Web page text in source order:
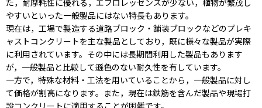
た，耐摩耗性に優れる，エフロレッセンスが少ない，植物が繁茂し
やすいといった一般製品にはない特長もあります。
現在は，工場で製造する道路ブロック・舗装ブロックなどのプレキ
ャストコンクリートを主な製品としており，既に様々な製品が実際
に利用されています。その中には長期間利用した製品もあります
が，一般製品と比較して遜色のない耐久性を有しています。
一方で，特殊な材料・工法を用いていることから，一般製品に対し
て価格が割高になります。また，現在は鉄筋を含んだ製品や現場打